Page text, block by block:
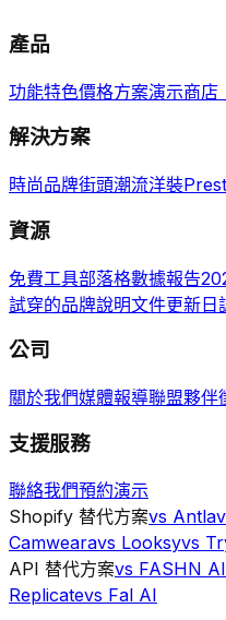
產品
功能特色價格方案演示商店
解決方案
時尚品牌街頭潮流洋裝
資源
免費工具部落格數據報告
試穿的品牌說明文件更新日
公司
關於我們媒體報導聯盟夥伴
支援服務
聯絡我們預約演示
Shopify 替代方案vs Antla
Camwearavs Looksyvs
API 替代方案vs FASHN AI
Replicatevs Fal AI